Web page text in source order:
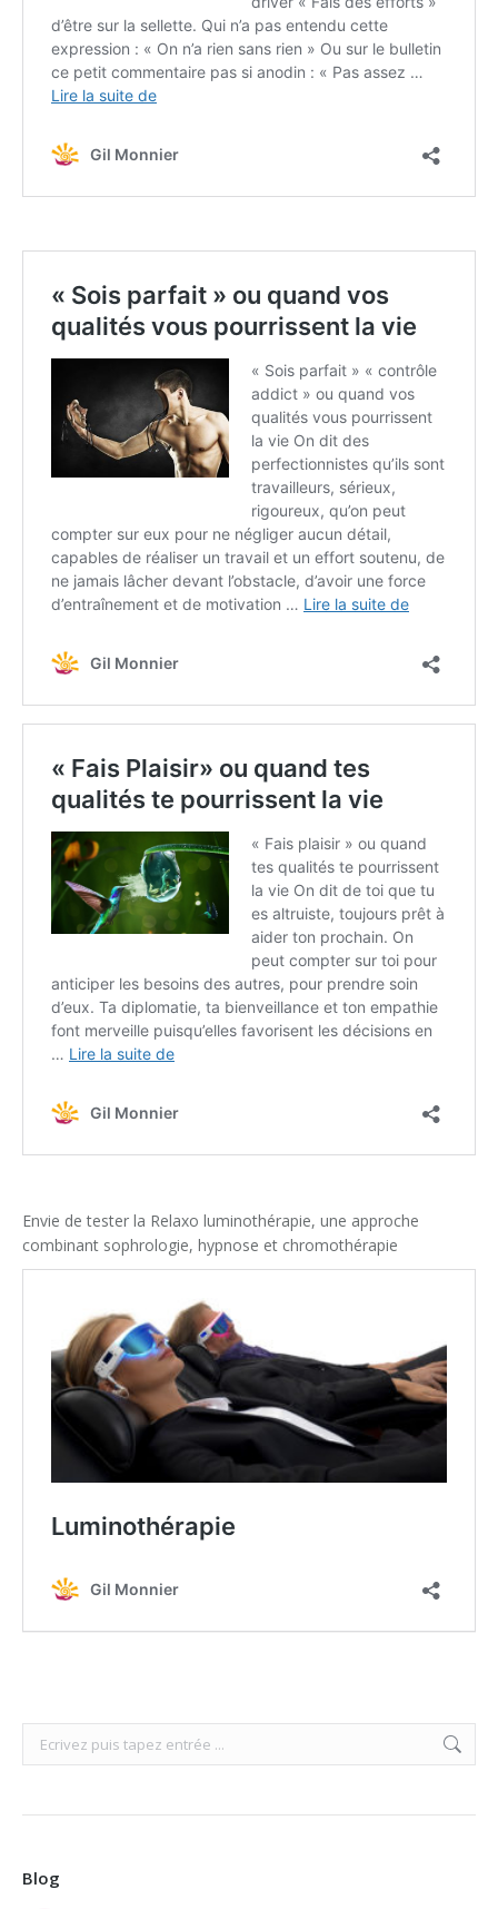
Envie de tester la Relaxo luminothérapie, une approche
combinant sophrologie, hypnose et chromothérapie
Blog